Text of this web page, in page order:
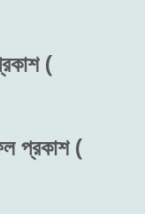
(
প্রকাশ (